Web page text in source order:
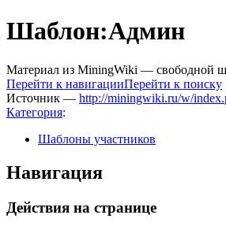
Шаблон:Админ
Материал из MiningWiki — свободной
Перейти к навигацииПерейти к поиску
Источник — http://miningwiki.ru/w/
Категория:
Шаблоны участников
Навигация
Действия на странице